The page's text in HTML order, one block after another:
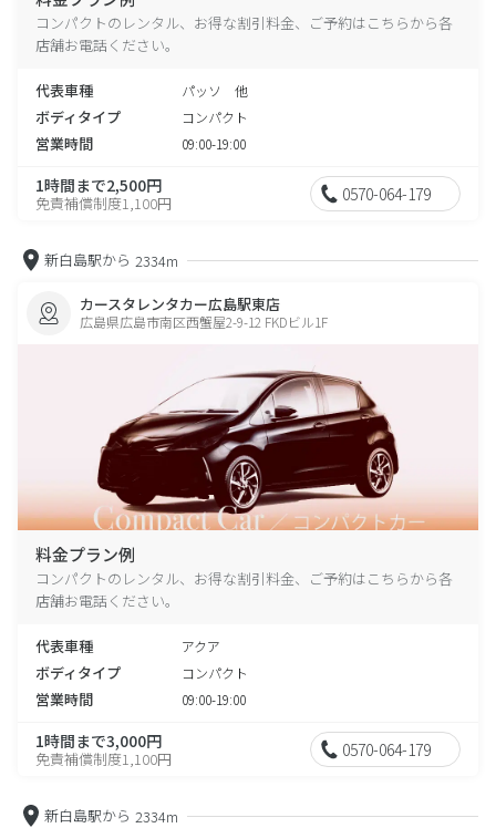
コンパクトのレンタル、お得な割引料金、ご予約はこちらから各
店舗お電話ください。
代表車種 パッソ 他
ボディタイプ コンパクト
営業時間 09:00-19:00
1時間まで2,500円
免責補償制度1,100円 0570-064-179
新白島駅から 2334m
カースタレンタカー広島駅東店
広島県広島市南区西蟹屋2-9-12 FKDビル1F
料金プラン例
コンパクトのレンタル、お得な割引料金、ご予約はこちらから各
店舗お電話ください。
代表車種 アクア
ボディタイプ コンパクト
営業時間 09:00-19:00
1時間まで3,000円
免責補償制度1,100円 0570-064-179
新白島駅から 2334m